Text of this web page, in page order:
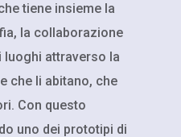
tiene insieme la
la collaborazione
luoghi attraverso la
che li abitano, che
Con questo
uno dei prototipi di